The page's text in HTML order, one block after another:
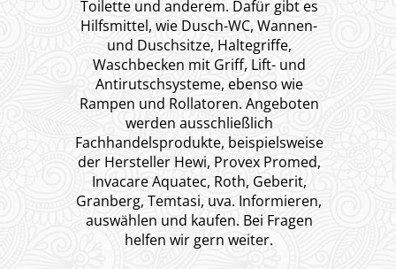
Toilette und anderem. Dafür gibt es
Hilfsmittel, wie Dusch-WC, Wannen-
und Duschsitze, Haltegriffe,
Waschbecken mit Griff, Lift- und
Antirutschsysteme, ebenso wie
Rampen und Rollatoren. Angeboten
werden ausschließlich
Fachhandelsprodukte, beispielsweise
der Hersteller Hewi, Provex Promed,
Invacare Aquatec, Roth, Geberit,
Granberg, Temtasi, uva. Informieren,
auswählen und kaufen. Bei Fragen
helfen wir gern weiter.